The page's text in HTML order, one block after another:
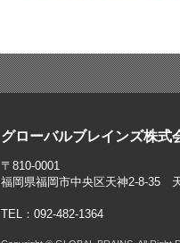
グローバルブレインズ株式
〒810-0001
福岡県福岡市中央区天神2-8-35
TEL：092-482-1364